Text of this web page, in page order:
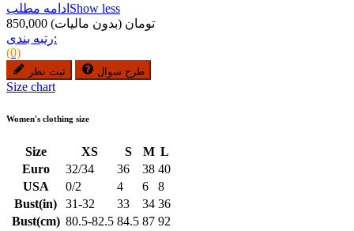
ادامه مطلب Show less
850,000 تومان (بدون مالیات)
رتبه بندی:
(0)
ثبت نظر طرح سوال
Size chart
Women's clothing size
Size XS S M L
Euro
32/34 36 38 40
USA
0/2 4 6
8
Bust(in)
31-32 33 34 36
Bust(cm) 80.5-82.5 84.5 87 92